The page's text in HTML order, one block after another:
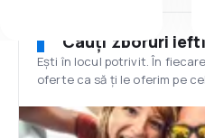
Cauți zboruri
Ești în locul potrivit. În
oferte ca să ți le oferim pe